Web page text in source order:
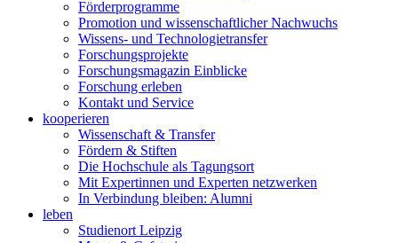
Förderprogramme
Promotion und wissenschaftlicher Nachwuchs
Wissens- und Technologietransfer
Forschungsprojekte
Forschungsmagazin Einblicke
Forschung erleben
Kontakt und Service
kooperieren
Wissenschaft & Transfer
Fördern & Stiften
Die Hochschule als Tagungsort
Mit Expertinnen und Experten netzwerken
In Verbindung bleiben: Alumni
leben
Studienort Leipzig